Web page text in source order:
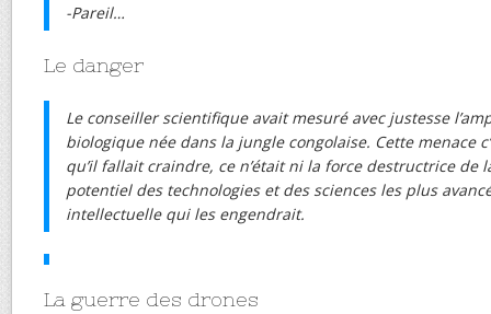
-Pareil…
Le danger
Le conseiller scientifique avait mesuré avec justesse
biologique née dans la jungle congolaise. Cette menace
qu’il fallait craindre, ce n’était ni la force destructrice de
potentiel des technologies et des sciences les plus
intellectuelle qui les engendrait.
La guerre des drones